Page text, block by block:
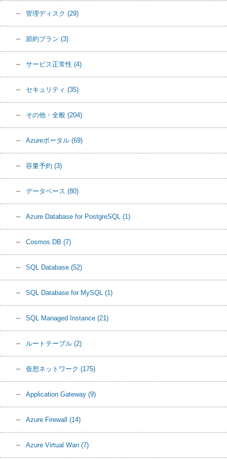
管理ディスク (29)
節約プラン (3)
サービス正常性 (4)
セキュリティ (35)
その他・全般 (204)
Azureポータル (69)
容量予約 (3)
データベース (80)
Azure Database for PostgreSQL (1)
Cosmos DB (7)
SQL Database (52)
SQL Database for MySQL (1)
SQL Managed Instance (21)
ルートテーブル (2)
仮想ネットワーク (175)
Application Gateway (9)
Azure Firewall (14)
Azure Virtual Wan (7)